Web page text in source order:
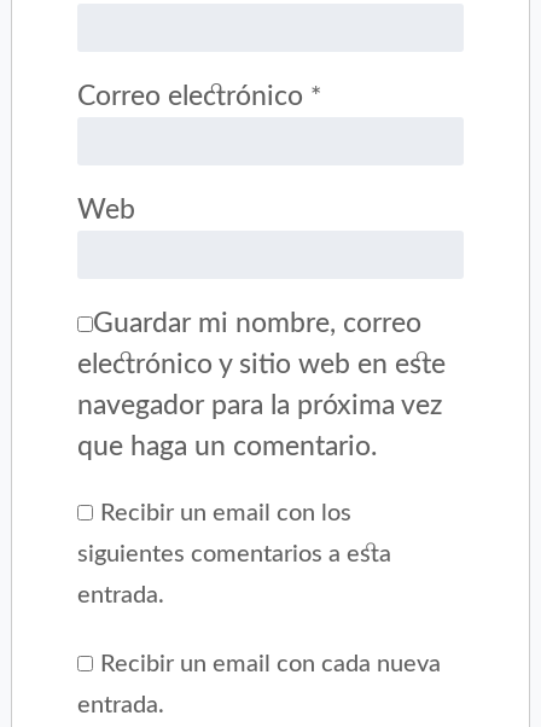
Correo electrónico *
Web
Guardar mi nombre, correo
electrónico y sitio web en este
navegador para la próxima vez
que haga un comentario.
Recibir un email con los
siguientes comentarios a esta
entrada.
Recibir un email con cada nueva
entrada.